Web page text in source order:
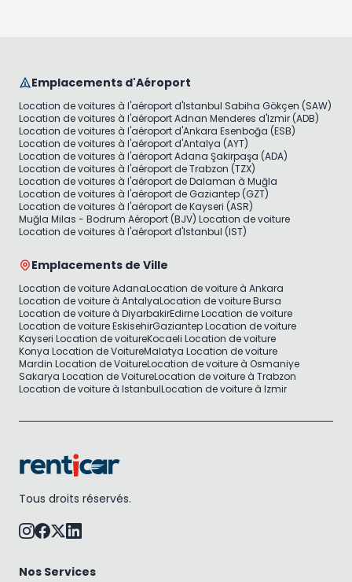
Emplacements d'Aéroport
Location de voitures à l'aéroport d'Istanbul Sabiha Gökçen (SAW)
Location de voitures à l'aéroport Adnan Menderes d'Izmir (ADB)
Location de voitures à l'aéroport d'Ankara Esenboğa (ESB)
Location de voitures à l'aéroport d'Antalya (AYT)
Location de voitures à l'aéroport Adana Şakirpaşa (ADA)
Location de voitures à l'aéroport de Trabzon (TZX)
Location de voitures à l'aéroport de Dalaman à Muğla
Location de voitures à l'aéroport de Gaziantep (GZT)
Location de voitures à l'aéroport de Kayseri (ASR)
Muğla Milas - Bodrum Aéroport (BJV) Location de voiture
Location de voitures à l'aéroport d'Istanbul (IST)
Emplacements de Ville
Location de voiture AdanaLocation de voiture à Ankara
Location de voiture à AntalyaLocation de voiture Bursa
Location de voiture à DiyarbakirEdirne Location de voiture
Location de voiture EskisehirGaziantep Location de voiture
Kayseri Location de voitureKocaeli Location de voiture
Konya Location de VoitureMalatya Location de voiture
Mardin Location de VoitureLocation de voiture à Osmaniye
Sakarya Location de VoitureLocation de voiture à Trabzon
Location de voiture à IstanbulLocation de voiture à Izmir
Tous droits réservés.
Nos Services